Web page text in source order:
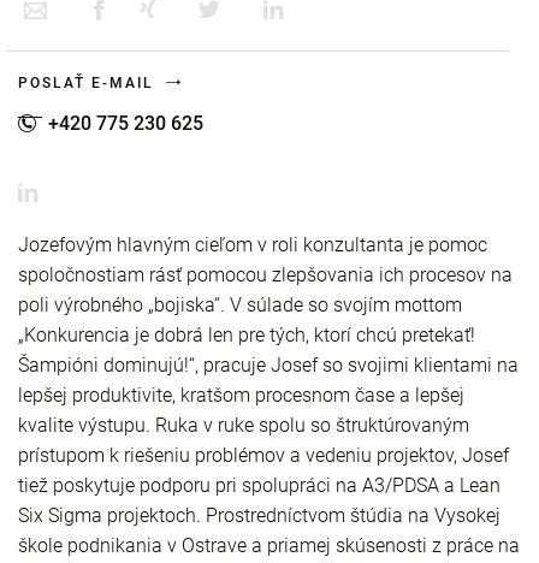
POSLAŤ E-MAIL
+420 775 230 625
Jozefovým hlavným cieľom v roli konzultanta je pomoc
spoločnostiam rásť pomocou zlepšovania ich procesov na
poli výrobného „bojiska“. V súlade so svojím mottom
„Konkurencia je dobrá len pre tých, ktorí chcú pretekať!
Šampióni dominujú!“, pracuje Josef so svojimi klientami na
lepšej produktivite, kratšom procesnom čase a lepšej
kvalite výstupu. Ruka v ruke spolu so štruktúrovaným
prístupom k riešeniu problémov a vedeniu projektov, Josef
tiež poskytuje podporu pri spolupráci na A3/PDSA a Lean
Six Sigma projektoch. Prostredníctvom štúdia na Vysokej
škole podnikania v Ostrave a priamej skúsenosti z práce na